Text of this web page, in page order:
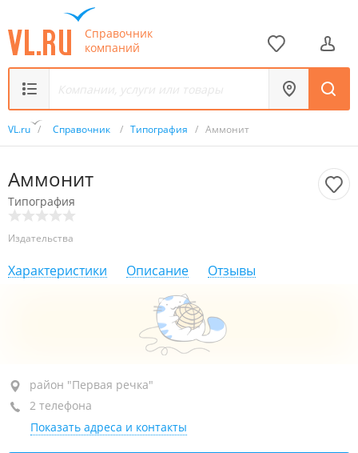
Справочник
компаний
VL.ru / Справочник / Типография / Аммонит
Аммонит
Типография
Издательства
Характеристики Описание Отзывы
район "Первая речка", пр-т Красного Знамени, 37
вход в салон "Фотогараж", 1-й этаж, оф. 4
+7 924 257-13-13
район "Первая речка"
2 телефона
Показать адреса и контакты